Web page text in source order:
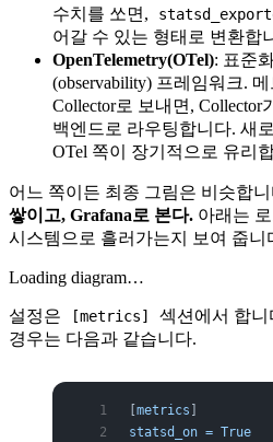
수치를 쏘면,
어갈 수 있는 형태로 변환합
OpenTelemetry(OTel): 표준
(observability) 프레임워크.
Collector로 보내면, Collector
백엔드로 라우팅합니다. 새
OTel 쪽이 장기적으로 유리
어느 쪽이든 최종 그림은 비슷합니
쌓이고, Grafana로 본다. 아래는
시스템으로 흘러가는지 보여 줍니
Loading diagram…
설정은 [metrics]
섹션에서 합니
경우는 다음과 같습니다.
[metrics ]
statsd_on = True